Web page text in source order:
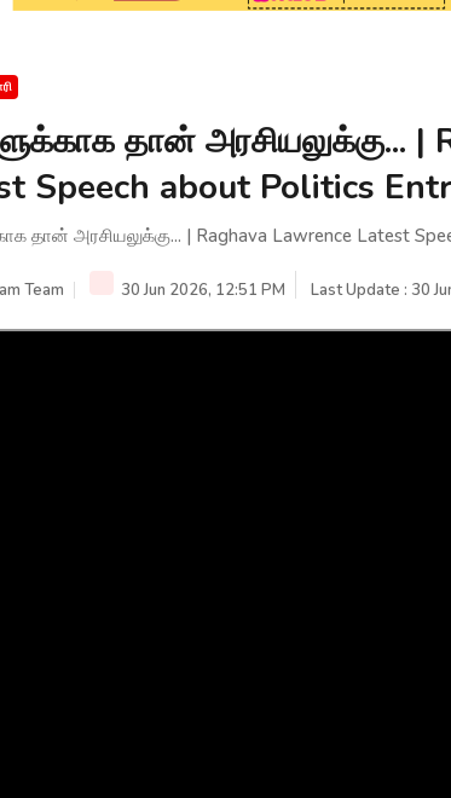
தான் அரசியலுக்கு... |
Speech about Politics
தான் அரசியலுக்கு... | Raghava Lawrence Latest
Team 30 Jun 2026, 12:51 PM Last Update : 30